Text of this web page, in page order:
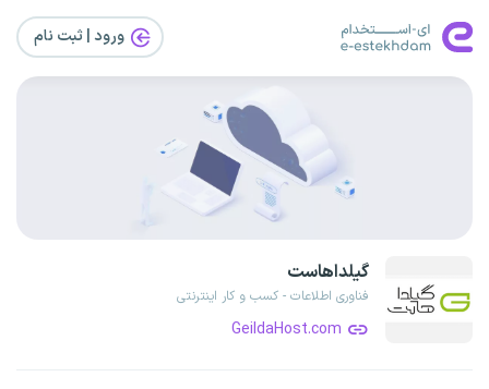
ورود | ثبت‌ نام
گیلداهاست
فناوری اطلاعات - کسب و کار اینترنتی
GeildaHost.com